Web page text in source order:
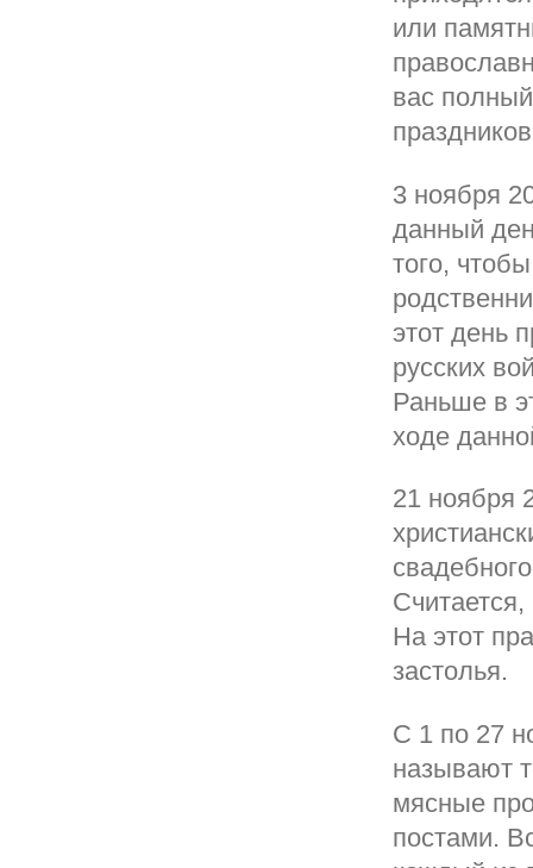
или
вас
3 ноября
данный
того,
этот день
русских
Раньше в
ходе
21 ноября
На этот
застолья.
С 1 по 27
называют
мясные
постами.